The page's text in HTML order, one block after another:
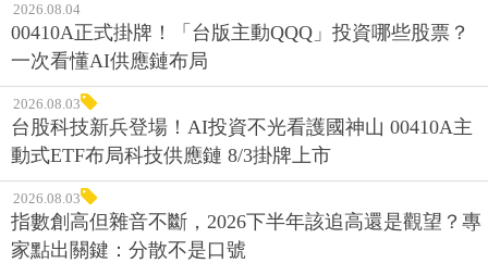
2026.08.04
00410A正式掛牌！「台版主動QQQ」投資哪些股票？
一次看懂AI供應鏈布局
2026.08.03
台股科技新兵登場！AI投資不光看護國神山 00410A主
動式ETF布局科技供應鏈 8/3掛牌上市
2026.08.03
指數創高但雜音不斷，2026下半年該追高還是觀望？專
家點出關鍵：分散不是口號